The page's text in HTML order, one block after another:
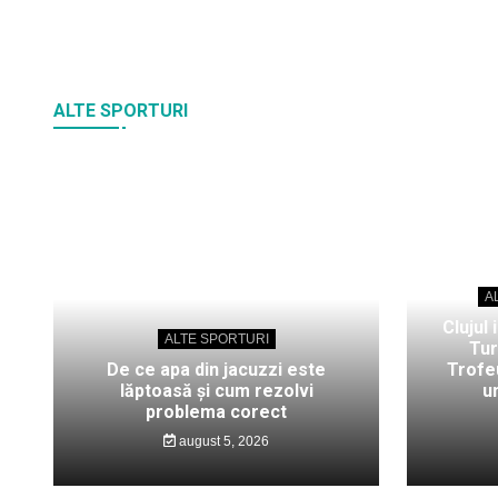
ALTE SPORTURI
ALTE SPORTURI
De ce apa din jacuzzi este
lăptoasă și cum rezolvi
problema corect
august 5, 2026
Clujul